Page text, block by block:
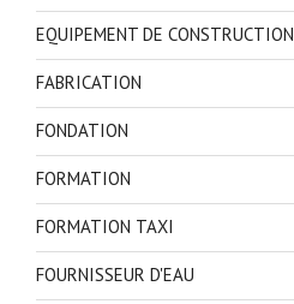
EQUIPEMENT DE CONSTRUCTION
FABRICATION
FONDATION
FORMATION
FORMATION TAXI
FOURNISSEUR D'EAU